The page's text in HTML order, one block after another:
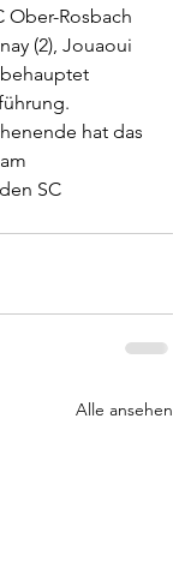
Ober-Rosbach
(2), Jouaoui
hat das
SC
Alle ansehen